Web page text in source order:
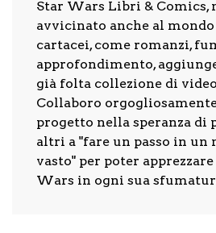
Star Wars Libri & Comics,
avvicinato anche al
cartacei, come romanzi,
approfondimento,
già folta collezione di
Collaboro
progetto nella speranza di
altri a "fare un passo in un
vasto" per poter
Wars in ogni sua